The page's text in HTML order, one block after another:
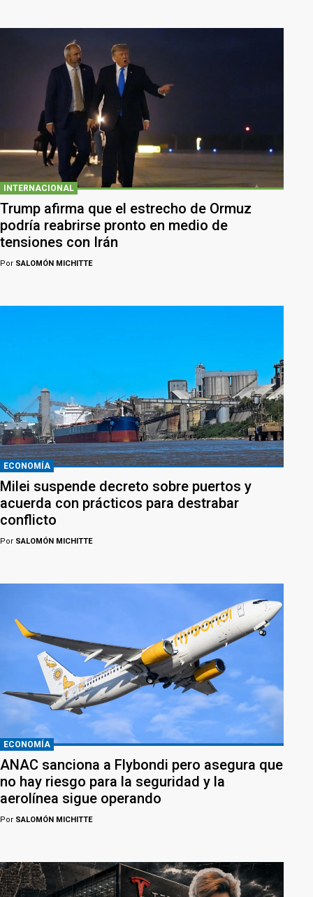
INTERNACIONAL
Trump afirma que el estrecho de Ormuz
podría reabrirse pronto en medio de
tensiones con Irán
Por SALOMÓN MICHITTE
ECONOMÍA
Milei suspende decreto sobre puertos y
acuerda con prácticos para destrabar
conflicto
Por SALOMÓN MICHITTE
ECONOMÍA
ANAC sanciona a Flybondi pero asegura que
no hay riesgo para la seguridad y la
aerolínea sigue operando
Por SALOMÓN MICHITTE